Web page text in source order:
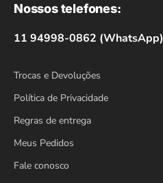
Nossos telefones:
11 94998-0862 (WhatsApp)
Trocas e Devoluções
Política de Privacidade
Regras de entrega
Meus Pedidos
Fale conosco